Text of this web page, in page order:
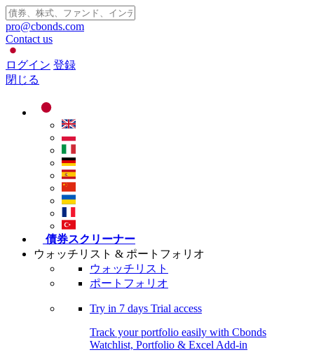
pro@cbonds.com
Contact us
ログイン 登録
閉じる
債券スクリーナー
ウォッチリスト & ポートフォリオ
ウォッチリスト
ポートフォリオ
Try in 7 days Trial access
Track your portfolio easily with Cbonds
Watchlist, Portfolio & Excel Add-in